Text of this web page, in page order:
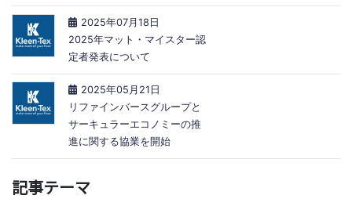
2025年07月18日
2025年マット・マイスター認
定者発表について
2025年05月21日
リファインバースグループと
サーキュラーエコノミーの推
進に関する協業を開始
記事テーマ